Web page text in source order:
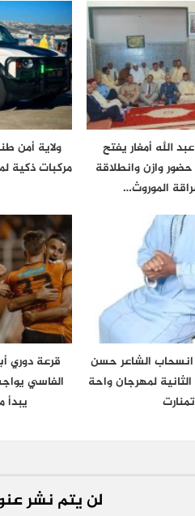
الله أمغار يفتح
حضور وازن وانطلاقة
الموروث…
ولاية أمن
مركبات ذكية
الشاعر حسن
الثانية لمهرجان واحة
تمنارت
قرعة دوري
الفاسي
يبدأ
لن يتم نشر